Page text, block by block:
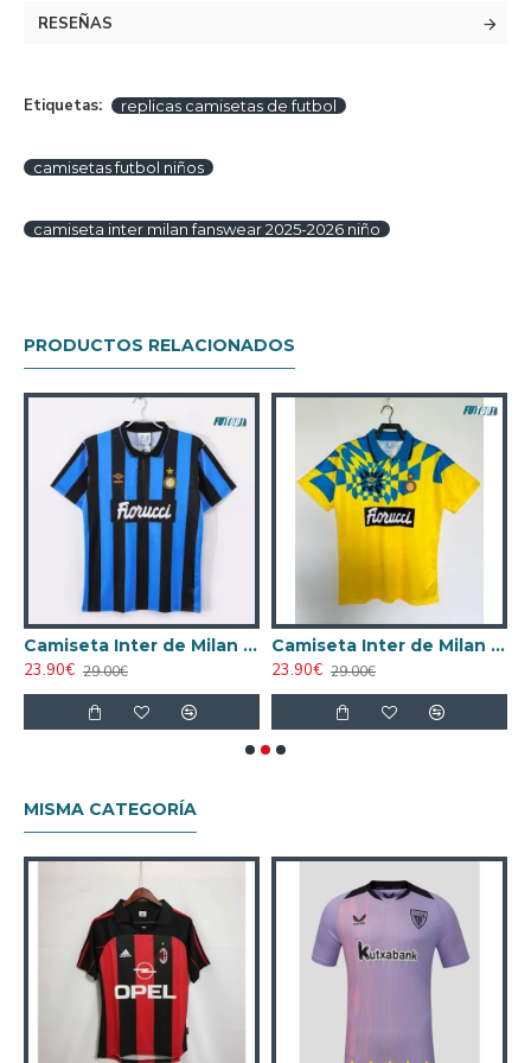
RESEÑAS
Etiquetas: replicas camisetas de futbol
camisetas futbol niños
camiseta inter milan fanswear 2025-2026 niño
PRODUCTOS RELACIONADOS
Camiseta Inter de Milan 1992/94 Primera Equipación Retro Azul/Marino
23.90€ 29.00€
Camiseta Inter de Milan Alternativo Retro 1992/94 Amarillo
23.90€ 29.00€
MISMA CATEGORÍA